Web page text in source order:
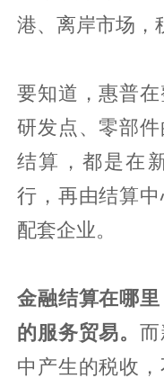
港、离岸市场，
要知道，惠普在
研发点、零部
结算，都是在
行，再由结算
配套企业。
金融结算在哪
的服务贸易。
中产生的税收